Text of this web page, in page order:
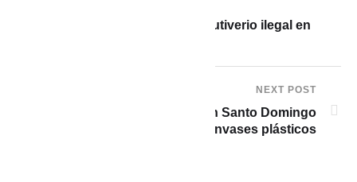
Rescatan 44 especies del cautiverio ilegal en
NEXT POST
Rescatan 20 tortugas hicotea en Santo Domingo
cuando eran transportadas en envases plásticos